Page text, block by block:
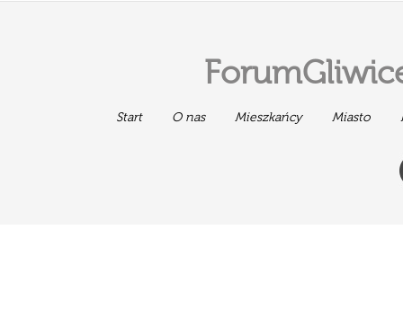
Start O nas Mieszkańcy Miasto